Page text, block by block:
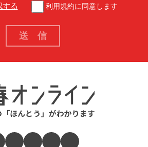
する 利用規約に同意します